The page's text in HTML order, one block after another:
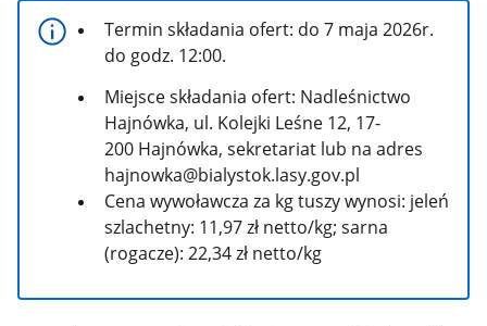
Termin składania ofert: do 7 maja 2026r.
do godz. 12:00.
Miejsce składania ofert: Nadleśnictwo
Hajnówka, ul. Kolejki Leśne 12, 17-
200 Hajnówka, sekretariat lub na adres
hajnowka@bialystok.lasy.gov.pl
Cena wywoławcza za kg tuszy wynosi: jeleń
szlachetny: 11,97 zł netto/kg; sarna
(rogacze): 22,34 zł netto/kg